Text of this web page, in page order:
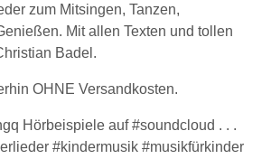
zum Mitsingen, Tanzen,
Mit allen Texten und tollen
Badel.
OHNE Versandkosten.
Hörbeispiele auf#soundcloud . . .
#kindermusik #musikfürkinder